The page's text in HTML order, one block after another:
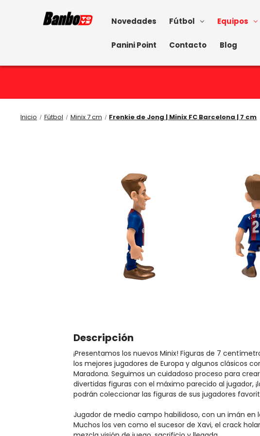
Novedades Fútbol Equipos
Panini Point Contacto Blog
Inicio Fútbol Minix 7 cm Frenkie de Jong | Minix FC Barcelona | 7 cm
Descripción
¡Presentamos los nuevos Minix! Figuras de 7
los mejores jugadores de Europa y algunos clásicos
Maradona. Seguimos un cuidadoso proceso para
divertidas figuras con el máximo parecido al jugador,
podrán coleccionar las figuras de sus jugadores
Jugador de medio campo habilidoso, con un imán en
Muchos los ven como el sucesor de Xavi, el crack